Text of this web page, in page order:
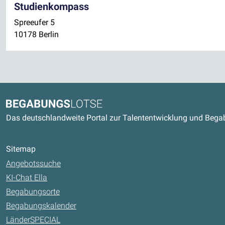
Studienkompass
Spreeufer 5
10178 Berlin
Kontaktdaten und weitere Links
Begabungslotse
Das deutschlandweite Portal zur Talententwicklung und
Sitemap
Angebotssuche
KI-Chat Ella
Begabungsorte
Begabungskalender
LänderSPECIAL